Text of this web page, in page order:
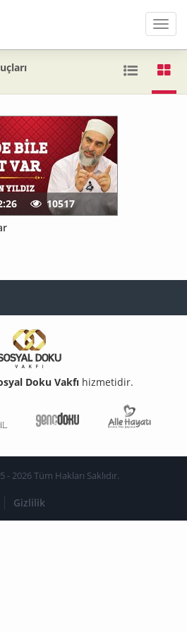
Menü
10517
Doku Vakfı hizmetidir.
Genç Doku
- 2026 Tüm Hakları Saklıdır.
Gizlilik